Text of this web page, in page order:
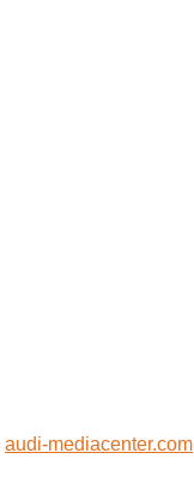
audi-mediacenter.com